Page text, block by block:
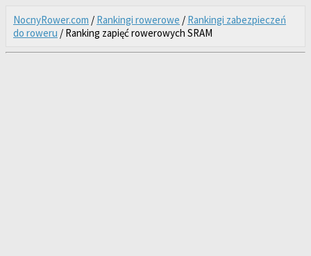
NocnyRower.com / Rankingi rowerowe / Rankingi zabezpieczeń
do roweru / Ranking zapięć rowerowych SRAM